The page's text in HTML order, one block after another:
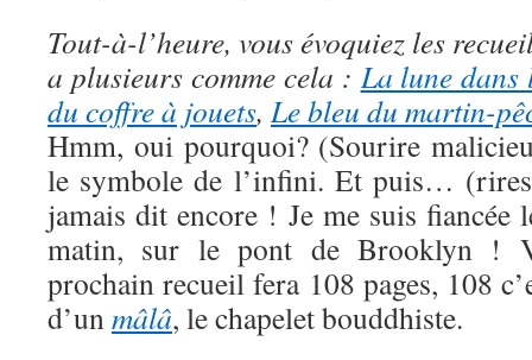
Tout-à-l’heure, vous évoquiez les
a plusieurs comme cela :La lune dans
du coffre à jouets,Le bleu du martin-
Hmm, oui pourquoi? (Sourire
le symbole de l’infini. Et puis…
jamais dit encore ! Je me suis fiancée
matin, sur le pont de Brooklyn !
prochain recueil fera 108 pages, 108
d’unmâlâ, le chapelet bouddhiste.